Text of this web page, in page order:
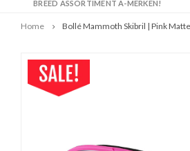
BREED ASSORTIMENT A-MERKEN!
Home Bollé Mammoth Skibril | Pink